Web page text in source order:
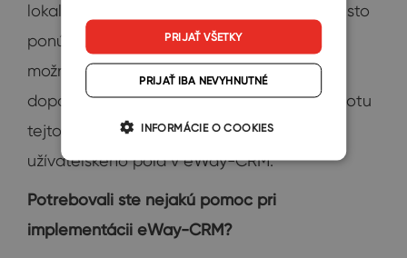
lokalizované cenníky pre každú krajinu. Takisto
ponúkame našim obchodným partnerom
možnosť ponúkať určitú zľavu z našej
doporučenej predajnej ceny. A práve hodnotu
tejto zľavy nahrávame do vlastného
užívateľského poľa v eWay-CRM.
Potrebovali ste nejakú pomoc pri
implementácii eWay-CRM?
PRIJAŤ VŠETKY
PRIJAŤ IBA NEVYHNUTNÉ
INFORMÁCIE O COOKIES